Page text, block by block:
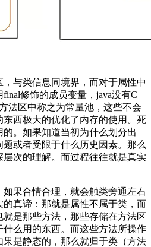
，与类信息同境界，而对于属性中
修饰的成员变量，java没有C
法区中称之为常量池，这些不会
西极大的优化了内存的使用。死
。如果知道当初为什么划分出
或者受限于什么历史因素。那么
次的理解。而过程往往就是真实
果合情合理，就会触类旁通左右
真谛：那就是属性不属于类，而
是那些方法，那些存储在方法区
么用的东西。而这些方法所操作
是静态的，那么就归于类（方法